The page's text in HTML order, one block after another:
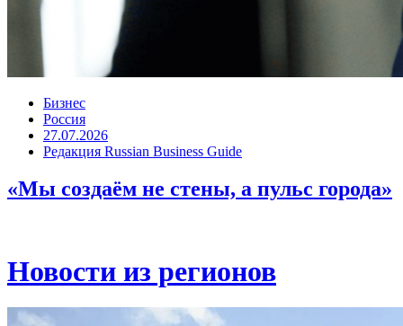
Бизнес
Россия
27.07.2026
Редакция Russian Business Guide
«Мы создаём не стены, а пульс города»
Новости из регионов